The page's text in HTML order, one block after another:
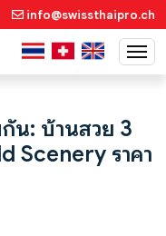
info@swissthaipro.ch
น: บ้านสวย 3
Scenery ราคา